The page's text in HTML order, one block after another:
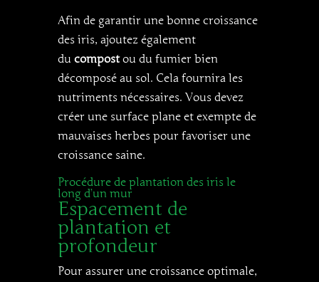
Afin de garantir une bonne croissance
des iris, ajoutez également
du compost ou du fumier bien
décomposé au sol. Cela fournira les
nutriments nécessaires. Vous devez
créer une surface plane et exempte de
mauvaises herbes pour favoriser une
croissance saine.
Procédure de plantation des iris le
long d’un mur
Espacement de
plantation et
profondeur
Pour assurer une croissance optimale,